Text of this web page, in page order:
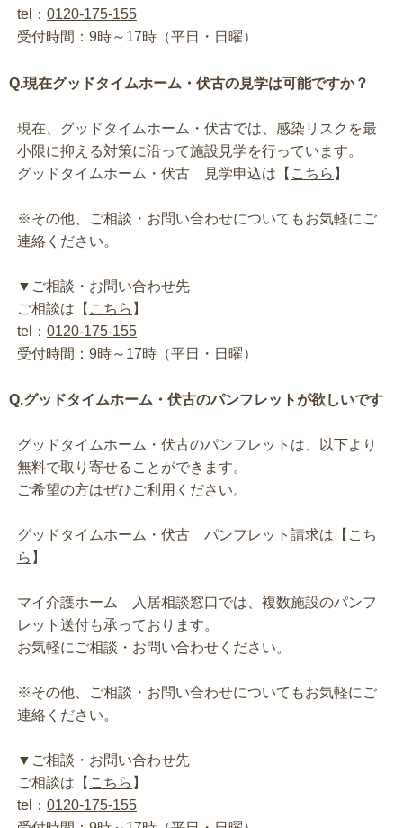
tel： 0120-175-155
受付時間：9時～17時（平日・日曜）
Q.現在グッドタイムホーム・伏古の見学は可能ですか？
現在、グッドタイムホーム・伏古では、感染リスクを最
小限に抑える対策に沿って施設見学を行っています。
グッドタイムホーム・伏古 見学申込は【 こちら 】
※その他、ご相談・お問い合わせについてもお気軽にご
連絡ください。
▼ご相談・お問い合わせ先
ご相談は【 こちら 】
tel： 0120-175-155
受付時間：9時～17時（平日・日曜）
Q.グッドタイムホーム・伏古のパンフレットが欲しいです
グッドタイムホーム・伏古のパンフレットは、以下より
無料で取り寄せることができます。
ご希望の方はぜひご利用ください。
グッドタイムホーム・伏古 パンフレット請求は【 こち
ら 】
マイ介護ホーム 入居相談窓口では、複数施設のパンフ
レット送付も承っております。
お気軽にご相談・お問い合わせください。
※その他、ご相談・お問い合わせについてもお気軽にご
連絡ください。
▼ご相談・お問い合わせ先
ご相談は【 こちら 】
tel： 0120-175-155